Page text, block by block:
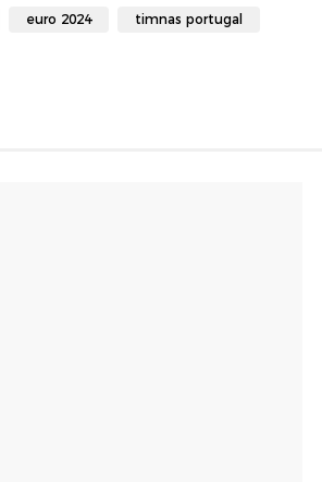
euro 2024 timnas portugal